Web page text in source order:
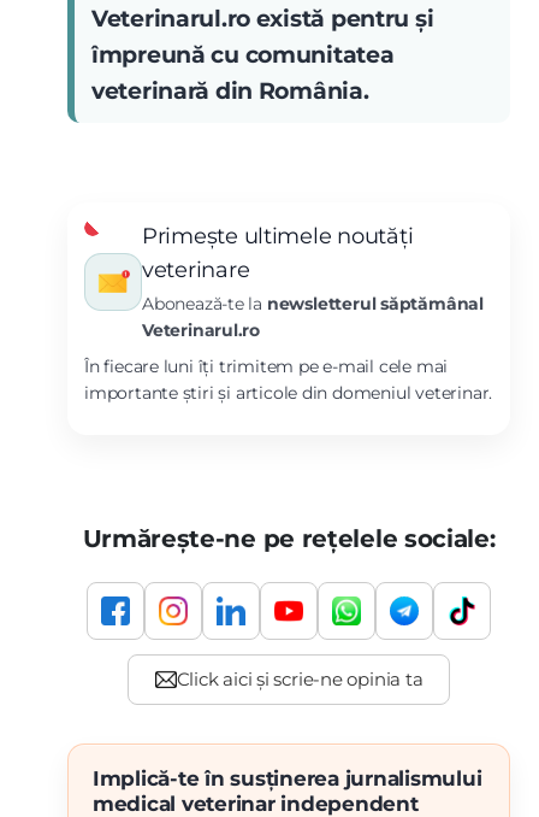
Veterinarul.ro există pentru și
împreună cu comunitatea
veterinară din România.
Primește ultimele noutăți
veterinare
Abonează-te la newsletterul săptămânal
Veterinarul.ro
În fiecare luni îți trimitem pe e-mail cele mai
importante știri și articole din domeniul veterinar.
Urmărește-ne pe rețelele sociale:
Implică-te în susținerea jurnalismului
medical veterinar independent